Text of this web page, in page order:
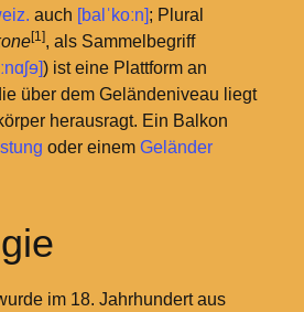
auch [balˈkoːn] ; Plural
[1], als Sammelbegriff
) ist eine Plattform an
über dem Geländeniveau liegt
herausragt. Ein Balkon
oder einem Geländer
im 18. Jahrhundert aus